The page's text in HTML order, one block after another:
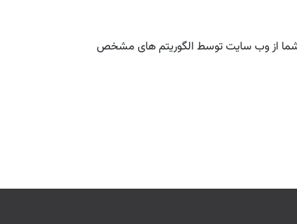
شما از وب سایت توسط الگوریتم های مشخص